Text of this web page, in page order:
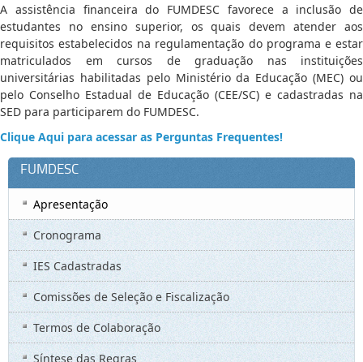
A assistência financeira do FUMDESC favorece a inclusão de
estudantes no ensino superior, os quais devem atender aos
requisitos estabelecidos na regulamentação do programa e estar
matriculados em cursos de graduação nas instituições
universitárias habilitadas pelo Ministério da Educação (MEC) ou
pelo Conselho Estadual de Educação (CEE/SC) e cadastradas na
SED para participarem do FUMDESC.
Clique Aqui para acessar as Perguntas Frequentes!
FUMDESC
Apresentação
Cronograma
IES Cadastradas
Comissões de Seleção e Fiscalização
Termos de Colaboração
Síntese das Regras